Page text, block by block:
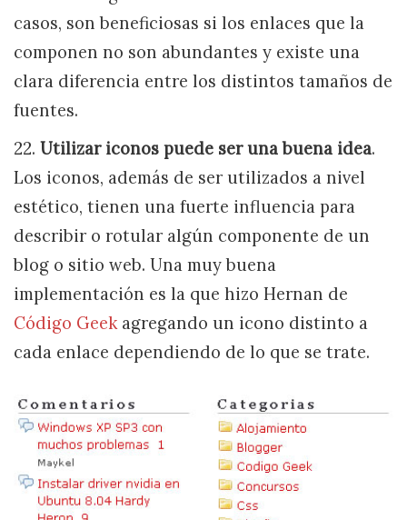
casos, son beneficiosas si los enlaces que la
componen no son abundantes y existe una
clara diferencia entre los distintos tamaños de
fuentes.
22. Utilizar iconos puede ser una buena idea.
Los iconos, además de ser utilizados a nivel
estético, tienen una fuerte influencia para
describir o rotular algún componente de un
blog o sitio web. Una muy buena
implementación es la que hizo Hernan de
Código Geekagregando un icono distinto a
cada enlace dependiendo de lo que se trate.